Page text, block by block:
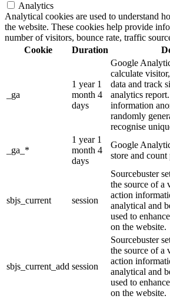
Analytics
Analytical cookies are used to understand
the website. These cookies help provide
number of visitors, bounce rate, traffic
Cookie
Duration
_ga
1 year 1
month 4
days
Google
calculate
data and track
analytics
information
randomly
recognise
_ga_*
1 year 1
month 4
days
Google
store and count
sbjs_current session
Sourcebuster
the source of a
action
analytical and
used to
on the website.
sbjs_current_add session
Sourcebuster
the source of a
action
analytical and
used to
on the website.